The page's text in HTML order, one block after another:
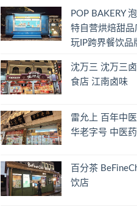
POP BAKERY
特自营烘焙甜品
玩IP跨界餐饮品
沈万三 沈万三
食店 江南卤味
雷允上 百年中
华老字号 中医
百分茶
饮店